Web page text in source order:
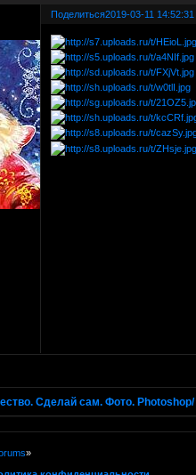
Поделиться2019-03-11 14:52:31
Сделай сам. Фото. Photoshop/
»